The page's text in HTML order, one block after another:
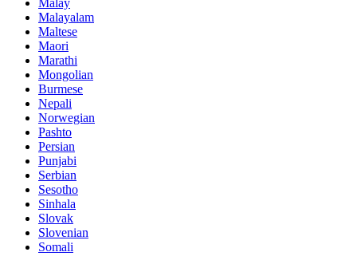
Malay
Malayalam
Maltese
Maori
Marathi
Mongolian
Burmese
Nepali
Norwegian
Pashto
Persian
Punjabi
Serbian
Sesotho
Sinhala
Slovak
Slovenian
Somali